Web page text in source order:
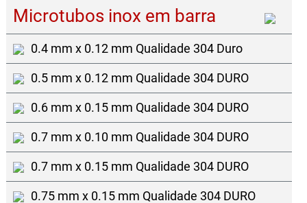
Microtubos inox em barra
0.4 mm x 0.12 mm Qualidade 304 Duro
0.5 mm x 0.12 mm Qualidade 304 DURO
0.6 mm x 0.15 mm Qualidade 304 DURO
0.7 mm x 0.10 mm Qualidade 304 DURO
0.7 mm x 0.15 mm Qualidade 304 DURO
0.75 mm x 0.15 mm Qualidade 304 DURO